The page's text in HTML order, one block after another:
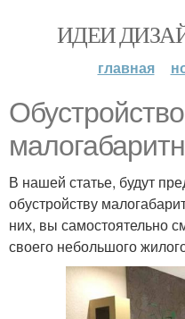
ИДЕИ
главная
Обустройство
В нашей статье, будут
обустройству
них, вы самостоятельно
своего небольшого